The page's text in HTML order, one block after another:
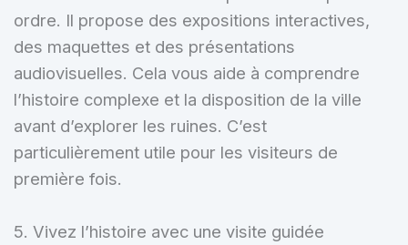
ordre. Il propose des expositions interactives,
des maquettes et des présentations
audiovisuelles. Cela vous aide à comprendre
l’histoire complexe et la disposition de la ville
avant d’explorer les ruines. C’est
particulièrement utile pour les visiteurs de
première fois.
5. Vivez l’histoire avec une visite guidée